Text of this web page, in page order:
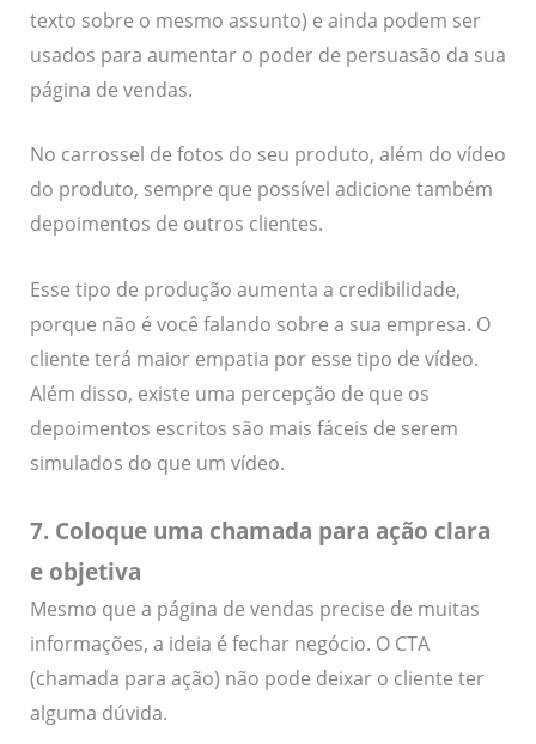
texto sobre o mesmo assunto) e ainda podem ser
usados para aumentar o poder de persuasão da sua
página de vendas.
No carrossel de fotos do seu produto, além do vídeo
do produto, sempre que possível adicione também
depoimentos de outros clientes.
Esse tipo de produção aumenta a credibilidade,
porque não é você falando sobre a sua empresa. O
cliente terá maior empatia por esse tipo de vídeo.
Além disso, existe uma percepção de que os
depoimentos escritos são mais fáceis de serem
simulados do que um vídeo.
7. Coloque uma chamada para ação clara
e objetiva
Mesmo que a página de vendas precise de muitas
informações, a ideia é fechar negócio. O CTA
(chamada para ação) não pode deixar o cliente ter
alguma dúvida.